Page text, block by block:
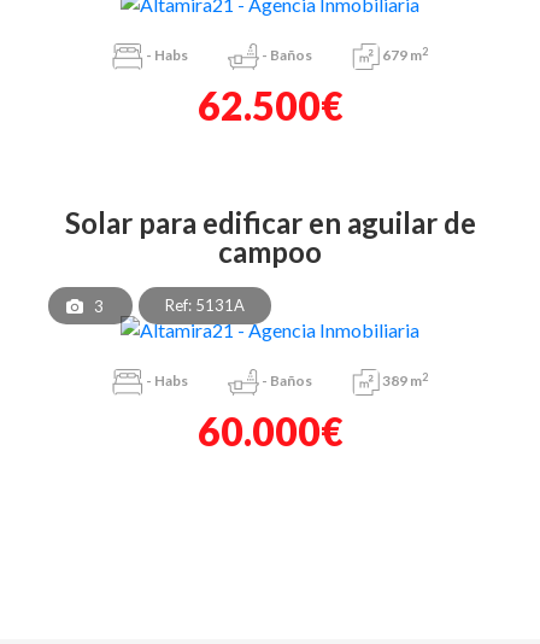
- Habs - Baños 679 m2
62.500€
solar para edificar en aguilar de
campoo
3 Ref: 5131A
- Habs - Baños 389 m2
60.000€